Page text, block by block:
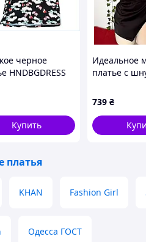
черное
HNDBGDRESS
Купить
Идеальное
платье с
739 ₴
платья
KHAN Fashion Girl
Одесса ГОСТ